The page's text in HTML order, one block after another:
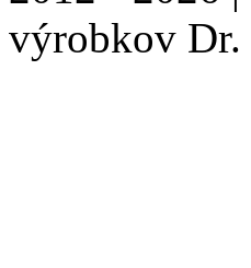
výrobkov Dr.